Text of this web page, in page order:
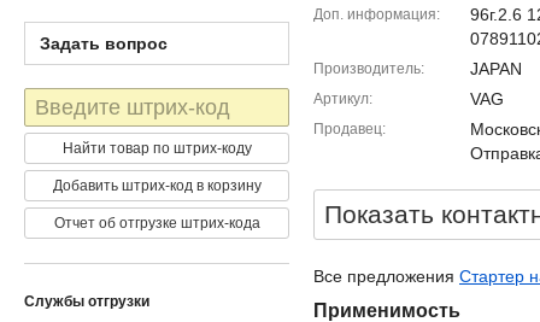
Доп. информация
96г.2.6
Производитель JAPAN
Артикул VAG
Продавец
Показать
Все предложения Стартер
Применимость
Задать вопрос
Штрих-
код
Найти товар по штрих-коду
Добавить штрих-код в корзину
Отчет об отгрузке штрих-кода
Службы отгрузки